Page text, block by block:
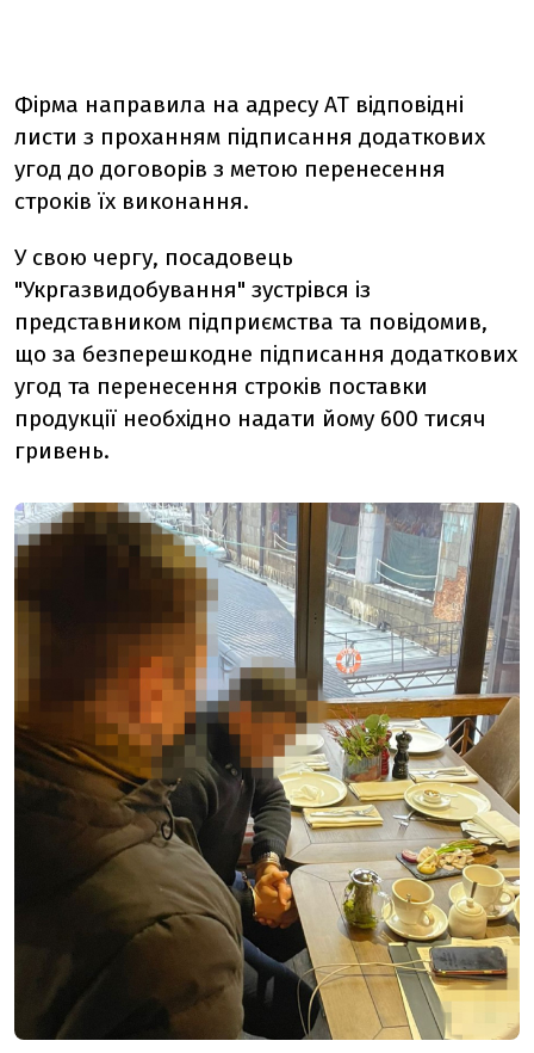
Фірма направила на адресу АТ відповідні
листи з проханням підписання додаткових
угод до договорів з метою перенесення
строків їх виконання.
У свою чергу, посадовець
"Укргазвидобування" зустрівся із
представником підприємства та повідомив,
що за безперешкодне підписання додаткових
угод та перенесення строків поставки
продукції необхідно надати йому 600 тисяч
гривень.